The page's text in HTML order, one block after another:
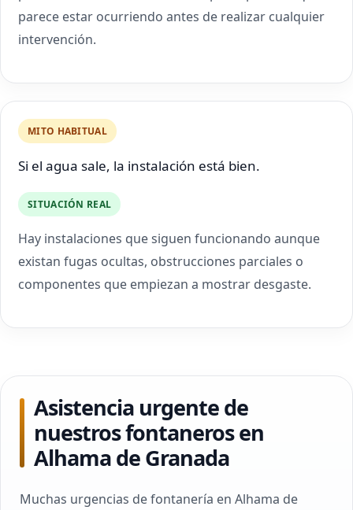
parece estar ocurriendo antes de realizar cualquier
intervención.
MITO HABITUAL
Si el agua sale, la instalación está bien.
SITUACIÓN REAL
Hay instalaciones que siguen funcionando aunque
existan fugas ocultas, obstrucciones parciales o
componentes que empiezan a mostrar desgaste.
Asistencia urgente de
nuestros fontaneros en
Alhama de Granada
Muchas urgencias de fontanería en Alhama de